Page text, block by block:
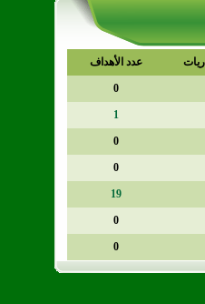
عدد الأهداف
0
1
0
0
19
0
0